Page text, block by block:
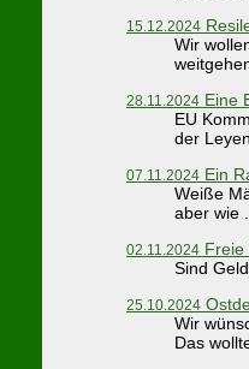
15.12.2024
Wir
28.11.2024 Eine
EU
der Leyen
07.11.2024 Ein
Weiße
aber wie ...
02.11.2024 Freie
Sind
25.10.2024
Wir
Das wollte